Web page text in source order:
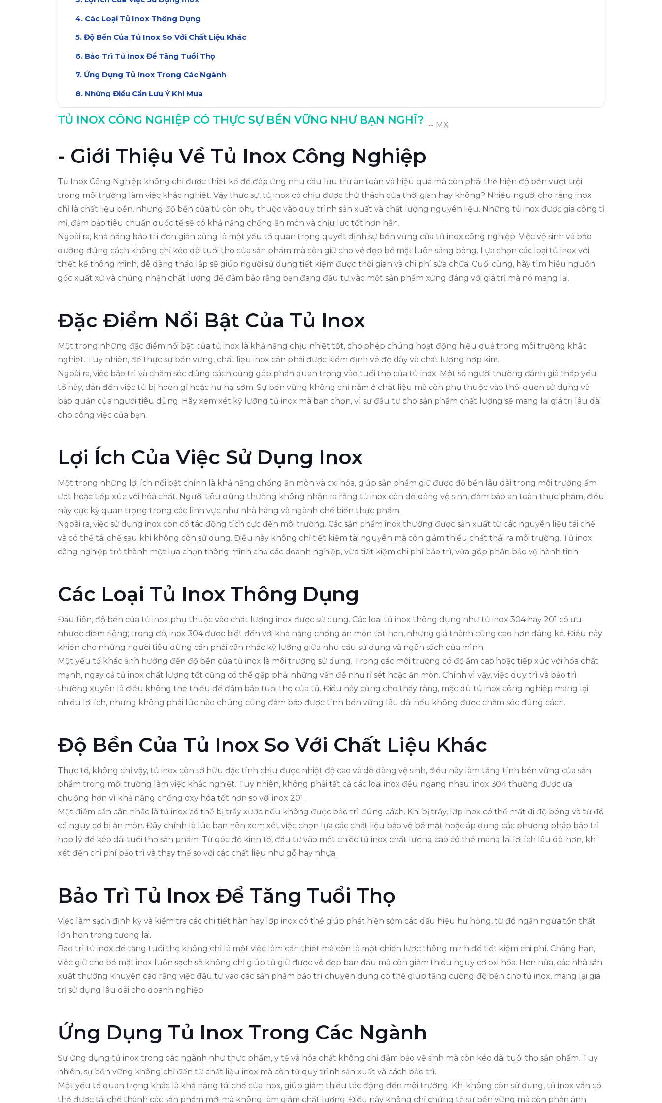
Các Loại Tủ Inox Thông Dụng
Độ Bền Của Tủ Inox So Với Chất Liệu Khác
Bảo Trì Tủ Inox Để Tăng Tuổi Thọ
Ứng Dụng Tủ Inox Trong Các Ngành
Những Điều Cần Lưu Ý Khi Mua
Kết Luận: Tủ Inox Có Thực Sự Bền?
TỦ INOX CÔNG NGHIỆP CÓ THỰC SỰ BỀN VỮNG NHƯ BẠN NGHĨ? -- MX
- Giới Thiệu Về Tủ Inox Công Nghiệp
Tủ Inox Công Nghiệp không chỉ được thiết kế để đáp ứng nhu cầu lưu trữ an toàn và hiệu quả mà còn phải thể hiện độ bền vượt trội
trong môi trường làm việc khắc nghiệt. Vậy thực sự, tủ inox có chịu được thử thách của thời gian hay không? Nhiều người cho rằng inox
chỉ là chất liệu bền, nhưng độ bền của tủ còn phụ thuộc vào quy trình sản xuất và chất lượng nguyên liệu. Những tủ inox được gia công tỉ
mỉ, đảm bảo tiêu chuẩn quốc tế sẽ có khả năng chống ăn mòn và chịu lực tốt hơn hẳn.
Ngoài ra, khả năng bảo trì đơn giản cũng là một yếu tố quan trọng quyết định sự bền vững của tủ inox công nghiệp. Việc vệ sinh và bảo
dưỡng đúng cách không chỉ kéo dài tuổi thọ của sản phẩm mà còn giữ cho vẻ đẹp bề mặt luôn sáng bóng. Lựa chọn các loại tủ inox với
thiết kế thông minh, dễ dàng tháo lắp sẽ giúp người sử dụng tiết kiệm được thời gian và chi phí sửa chữa. Cuối cùng, hãy tìm hiểu nguồn
gốc xuất xứ và chứng nhận chất lượng để đảm bảo rằng bạn đang đầu tư vào một sản phẩm xứng đáng với giá trị mà nó mang lại.
Đặc Điểm Nổi Bật Của Tủ Inox
Một trong những đặc điểm nổi bật của tủ inox là khả năng chịu nhiệt tốt, cho phép chúng hoạt động hiệu quả trong môi trường khắc
nghiệt. Tuy nhiên, để thực sự bền vững, chất liệu inox cần phải được kiểm định về độ dày và chất lượng hợp kim.
Ngoài ra, việc bảo trì và chăm sóc đúng cách cũng góp phần quan trọng vào tuổi thọ của tủ inox. Một số người thường đánh giá thấp yếu
tố này, dẫn đến việc tủ bị hoen gỉ hoặc hư hại sớm. Sự bền vững không chỉ nằm ở chất liệu mà còn phụ thuộc vào thói quen sử dụng và
bảo quản của người tiêu dùng. Hãy xem xét kỹ lưỡng tủ inox mà bạn chọn, vì sự đầu tư cho sản phẩm chất lượng sẽ mang lại giá trị lâu dài
cho công việc của bạn.
Lợi Ích Của Việc Sử Dụng Inox
Một trong những lợi ích nổi bật chính là khả năng chống ăn mòn và oxi hóa, giúp sản phẩm giữ được độ bền lâu dài trong môi trường ẩm
ướt hoặc tiếp xúc với hóa chất. Người tiêu dùng thường không nhận ra rằng tủ inox còn dễ dàng vệ sinh, đảm bảo an toàn thực phẩm, điều
này cực kỳ quan trọng trong các lĩnh vực như nhà hàng và ngành chế biến thực phẩm.
Ngoài ra, việc sử dụng inox còn có tác động tích cực đến môi trường. Các sản phẩm inox thường được sản xuất từ các nguyên liệu tái chế
và có thể tái chế sau khi không còn sử dụng. Điều này không chỉ tiết kiệm tài nguyên mà còn giảm thiểu chất thải ra môi trường. Tủ inox
công nghiệp trở thành một lựa chọn thông minh cho các doanh nghiệp, vừa tiết kiệm chi phí bảo trì, vừa góp phần bảo vệ hành tinh.
Các Loại Tủ Inox Thông Dụng
Đầu tiên, độ bền của tủ inox phụ thuộc vào chất lượng inox được sử dụng. Các loại tủ inox thông dụng như tủ inox 304 hay 201 có ưu
nhược điểm riêng; trong đó, inox 304 được biết đến với khả năng chống ăn mòn tốt hơn, nhưng giá thành cũng cao hơn đáng kể. Điều này
khiến cho những người tiêu dùng cần phải cân nhắc kỹ lưỡng giữa nhu cầu sử dụng và ngân sách của mình.
Một yếu tố khác ảnh hưởng đến độ bền của tủ inox là môi trường sử dụng. Trong các môi trường có độ ẩm cao hoặc tiếp xúc với hóa chất
mạnh, ngay cả tủ inox chất lượng tốt cũng có thể gặp phải những vấn đề như rỉ sét hoặc ăn mòn. Chính vì vậy, việc duy trì và bảo trì
thường xuyên là điều không thể thiếu để đảm bảo tuổi thọ của tủ. Điều này cũng cho thấy rằng, mặc dù tủ inox công nghiệp mang lại
nhiều lợi ích, nhưng không phải lúc nào chúng cũng đảm bảo được tính bền vững lâu dài nếu không được chăm sóc đúng cách.
Độ Bền Của Tủ Inox So Với Chất Liệu Khác
Thực tế, không chỉ vậy, tủ inox còn sở hữu đặc tính chịu được nhiệt độ cao và dễ dàng vệ sinh, điều này làm tăng tính bền vững của sản
phẩm trong môi trường làm việc khắc nghiệt. Tuy nhiên, không phải tất cả các loại inox đều ngang nhau; inox 304 thường được ưa
chuộng hơn vì khả năng chống oxy hóa tốt hơn so với inox 201.
Một điểm cần cân nhắc là tủ inox có thể bị trầy xước nếu không được bảo trì đúng cách. Khi bị trầy, lớp inox có thể mất đi độ bóng và từ đó
có nguy cơ bị ăn mòn. Đây chính là lúc bạn nên xem xét việc chọn lựa các chất liệu bảo vệ bề mặt hoặc áp dụng các phương pháp bảo trì
hợp lý để kéo dài tuổi thọ sản phẩm. Từ góc độ kinh tế, đầu tư vào một chiếc tủ inox chất lượng cao có thể mang lại lợi ích lâu dài hơn, khi
xét đến chi phí bảo trì và thay thế so với các chất liệu như gỗ hay nhựa.
Bảo Trì Tủ Inox Để Tăng Tuổi Thọ
Việc làm sạch định kỳ và kiểm tra các chi tiết hàn hay lớp inox có thể giúp phát hiện sớm các dấu hiệu hư hỏng, từ đó ngăn ngừa tổn thất
lớn hơn trong tương lai.
Bảo trì tủ inox để tăng tuổi thọ không chỉ là một việc làm cần thiết mà còn là một chiến lược thông minh để tiết kiệm chi phí. Chẳng hạn,
việc giữ cho bề mặt inox luôn sạch sẽ không chỉ giúp tủ giữ được vẻ đẹp ban đầu mà còn giảm thiểu nguy cơ oxi hóa. Hơn nữa, các nhà sản
xuất thường khuyến cáo rằng việc đầu tư vào các sản phẩm bảo trì chuyên dụng có thể giúp tăng cường độ bền cho tủ inox, mang lại giá
trị sử dụng lâu dài cho doanh nghiệp.
Ứng Dụng Tủ Inox Trong Các Ngành
Sự ứng dụng tủ inox trong các ngành như thực phẩm, y tế và hóa chất không chỉ đảm bảo vệ sinh mà còn kéo dài tuổi thọ sản phẩm. Tuy
nhiên, sự bền vững không chỉ đến từ chất liệu inox mà còn từ quy trình sản xuất và cách bảo trì.
Một yếu tố quan trọng khác là khả năng tái chế của inox, giúp giảm thiểu tác động đến môi trường. Khi không còn sử dụng, tủ inox vẫn có
thể được tái chế thành các sản phẩm mới mà không làm giảm chất lượng. Điều này không chỉ chứng tỏ sự bền vững mà còn phản ánh